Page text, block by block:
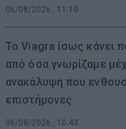
06/08/2026 , 11:10
Το Viagra ίσως κάνει
από όσα γνωρίζαμε
ανακάλυψη που
επιστήμονες
06/08/2026 , 10:43